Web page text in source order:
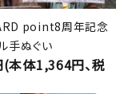
point8周年記念
手ぬぐい
本体1,364円、税